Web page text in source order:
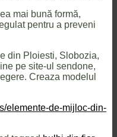
mai bună formă,
pentru a preveni
din Ploiesti, Slobozia,
pe site-ul sendone,
Creaza modelul
elemente-de-mijloc-din-